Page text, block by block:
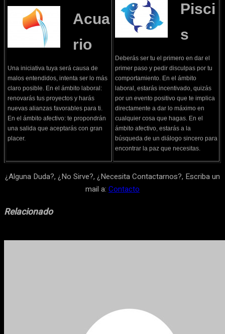
Acua
rio
Una iniciativa tuya será causa de
malos entendidos, intenta ser lo más
claro posible. En el ámbito laboral:
renovarás tus proyectos y harás
nuevas alianzas favorables para ti.
En el ámbito afectivo: te propondrán
una salida que aceptarás con gran
placer.
Pisci
s
Deberás ser tu el primero en dar el
primer paso y pedir disculpas por tu
comportamiento. En el ámbito
laboral, estarás incentivado, quizás
por un evento positivo que te implica
directamente a dar lo máximo en
cualquier cosa que hagas. En el
ámbito afectivo, estarás a la
búsqueda de un diálogo sincero para
encontrar la paz que necesitas.
¿Alguna Duda?, ¿No Sirve?, ¿Necesita Contactarnos?, Escriba un
mail a: Contacto
Relacionado